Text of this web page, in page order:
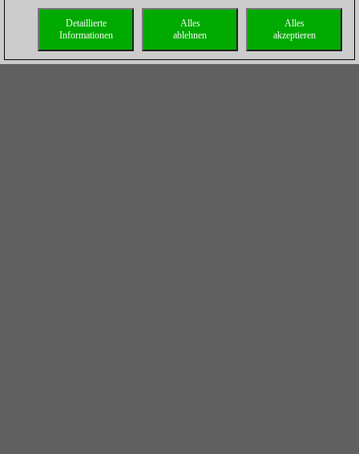
Alles
akzeptieren
Alles
ablehnen
Detaillierte
Informationen